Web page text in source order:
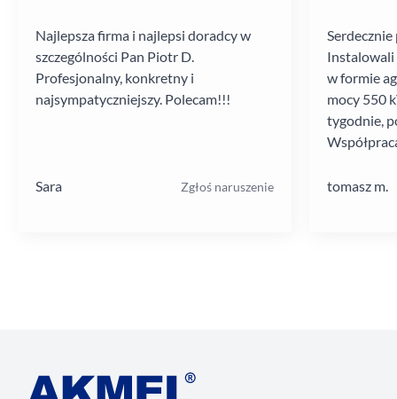
Najlepsza firma i najlepsi doradcy w
szczególności Pan Piotr D.
Profesjonalny, konkretny i
najsympatyczniejszy. Polecam!!!
Sara Zgłoś naruszenie
Instalowali
w formie
mocy 550
tygodnie,
tomasz m.